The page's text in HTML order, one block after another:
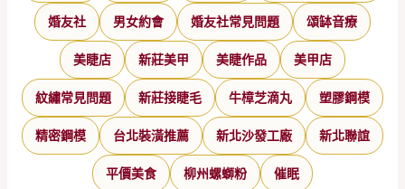
婚友社 男女約會 婚友社常見問題 頌缽音療
美睫店 新莊美甲 美睫作品 美甲店
紋繡常見問題 新莊接睫毛 牛樟芝滴丸 塑膠鋼模
精密鋼模 台北裝潢推薦 新北沙發工廠 新北聯誼
平價美食 柳州螺螄粉 催眠